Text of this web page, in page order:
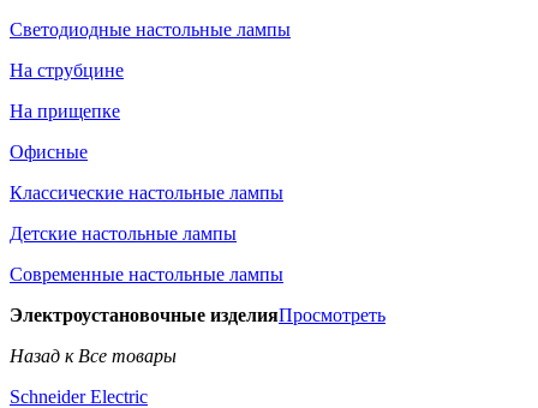
Светодиодные настольные лампы
На струбцине
На прищепке
Офисные
Классические настольные лампы
Детские настольные лампы
Современные настольные лампы
Электроустановочные изделияПросмотреть
Назад к Все товары
Schneider Electric